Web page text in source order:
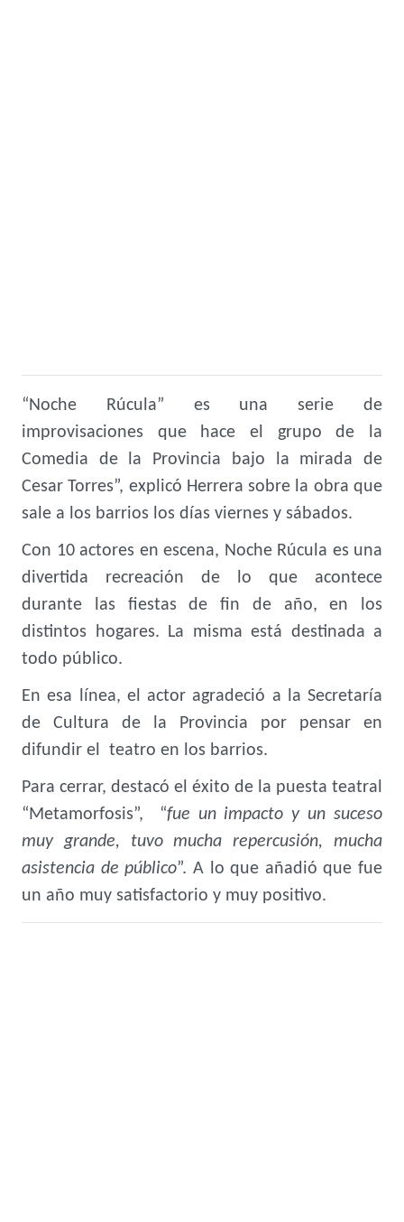
“Noche Rúcula” es una serie de
improvisaciones que hace el grupo de la
Comedia de la Provincia bajo la mirada de
Cesar Torres”, explicó Herrera sobre la obra que
sale a los barrios los días viernes y sábados.
Con 10 actores en escena, Noche Rúcula es una
divertida recreación de lo que acontece
durante las fiestas de fin de año, en los
distintos hogares. La misma está destinada a
todo público.
En esa línea, el actor agradeció a la Secretaría
de Cultura de la Provincia por pensar en
difundir el teatro en los barrios.
Para cerrar, destacó el éxito de la puesta teatral
“Metamorfosis”, “fue un impacto y un suceso
muy grande, tuvo mucha repercusión, mucha
asistencia de público”. A lo que añadió que fue
un año muy satisfactorio y muy positivo.